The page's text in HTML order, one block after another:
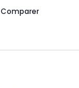
Comparer